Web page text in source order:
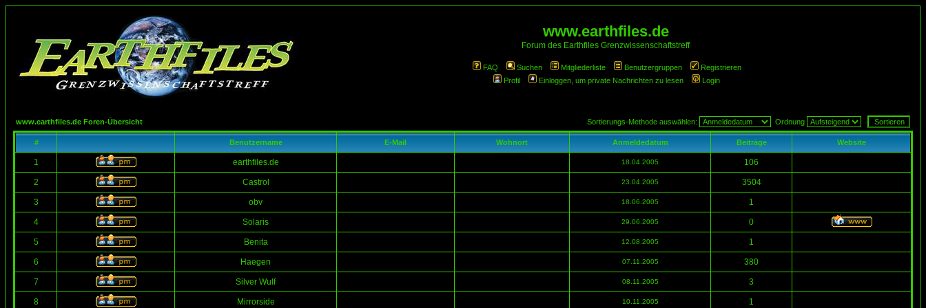
www.earthfiles.de
Forum des Earthfiles Grenzwissenschaftstreff
FAQ Suchen Mitgliederliste Benutzergruppen
Registrieren
Profil
Einloggen, um private Nachrichten zu lesen Login
www.earthfiles.de Foren-Übersicht Sortierungs-Methode auswählen: Ordnung
# Benutzername E-Mail Wohnort Anmeldedatum Beiträge Website
1 earthfiles.de 18.04.2005 106
2 Castrol 23.04.2005 3504
3 obv 18.06.2005 1
4 Solaris 29.06.2005 0
5 Benita 12.08.2005 1
6 Haegen 07.11.2005 380
7 Silver Wulf 08.11.2005 3
8 Mirrorside 10.11.2005 1